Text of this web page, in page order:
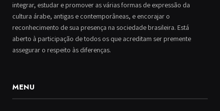
integrar, estudar e promover as várias formas de expressão da
cultura árabe, antigas e contemporâneas, e encorajar o
reconhecimento de sua presença na sociedade brasileira. Está
aberto à participação de todos os que acreditam ser premente
assegurar o respeito às diferenças.
MENU